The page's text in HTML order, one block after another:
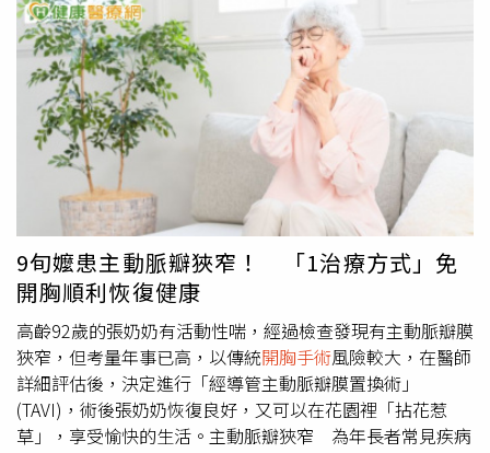
癒，也向男童雙親告知「這個小孩你帶不大了」，要他們做
好準備，男童父母與家人商量後，決定放棄治療。上月29
日，當天正好放煙火，男童的母親抱著孩子，一家3口在1樓
抬頭看煙火，而男童也在父母的陪伴下，默默地離開人世，
畫面令人鼻酸。事後，男童父親感嘆，孩子太痛苦了，要走
的時候剛好外面在放煙火，「我心想，煙花放完了，寶寶是
不是也會離開了，結果他真的離開了」。影片曝光後，迅速
引起熱烈討論，網友們也紛紛淚道，「他在媽媽懷裡去的，
走的時候應該是幸福的，煙火相送，來世一路繁花，萬事順
遂」、「父母陪他看最後的人間盛景。下一輩子一定是平安
健康的小朋友」、「絢爛的煙花是他的第2次心跳」、「太
難過了，當媽了見不得這些，寶貝下次投胎來爸爸媽媽這
裡，一定是健健康康的」。
9旬嬤患主動脈瓣狹窄！ 「1治療方式」免
開胸順利恢復健康
高齡92歲的張奶奶有活動性喘，經過檢查發現有主動脈瓣膜
狹窄，但考量年事已高，以傳統開胸手術風險較大，在醫師
詳細評估後，決定進行「經導管主動脈瓣膜置換術」
(TAVI)，術後張奶奶恢復良好，又可以在花園裡「拈花惹
草」，享受愉快的生活。主動脈瓣狹窄 為年長者常見疾病